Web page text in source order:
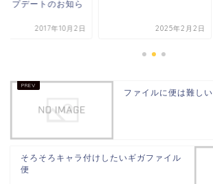
ップデートのお知ら
2017年10月2日 2025年2月2日
ファイルに便は難しい
そろそろキャラ付けしたいギガファイル
便